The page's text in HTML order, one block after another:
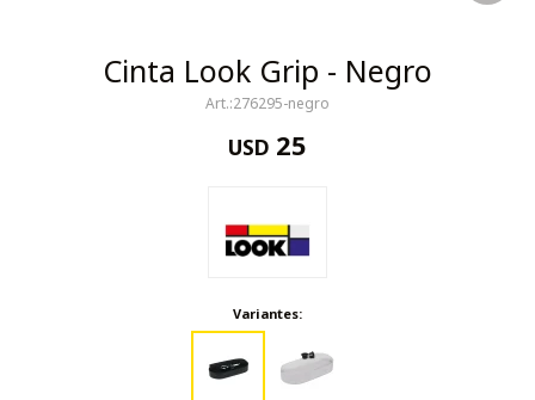
Cinta Look Grip - Negro
276295-negro
USD 25
Variantes: